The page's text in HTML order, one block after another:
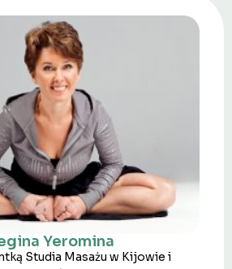
Yeromina
Studia Masażu w Kijowie i